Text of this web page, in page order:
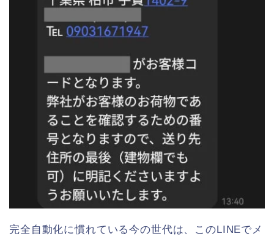
完全自動化に慣れている今の世代は、このLINEでメ